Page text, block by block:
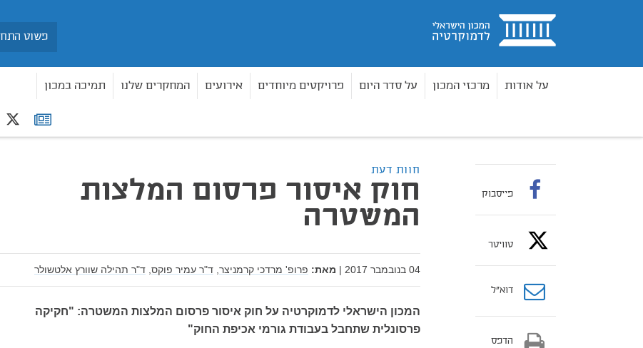
בית
על אודות מרכזי המכון על סדר היום פרויקטים מיוחדים אירועים המחקרים שלנו תמיכה במכון
רשימת
תפוצה
חוות דעת
חוק איסור פרסום המלצות
המשטרה
04 בנובמבר 2017 | מאת: פרופ' מרדכי קרמניצר, ד"ר עמיר פוקס, ד"ר תהילה שוורץ אלטשולר
המכון הישראלי לדמוקרטיה על חוק איסור פרסום המלצות המשטרה: "חקיקה
פרסונלית שתחבל בעבודת גורמי אכיפת החוק"
פייסבוק
טוויטר
דוא”ל
הדפס